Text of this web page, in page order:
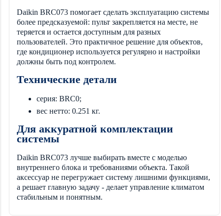
Daikin BRC073 помогает сделать эксплуатацию системы
более предсказуемой: пульт закрепляется на месте, не
теряется и остается доступным для разных
пользователей. Это практичное решение для объектов,
где кондиционер используется регулярно и настройки
должны быть под контролем.
Технические детали
серия: BRC0;
вес нетто: 0.251 кг.
Для аккуратной комплектации
системы
Daikin BRC073 лучше выбирать вместе с моделью
внутреннего блока и требованиями объекта. Такой
аксессуар не перегружает систему лишними функциями,
а решает главную задачу - делает управление климатом
стабильным и понятным.